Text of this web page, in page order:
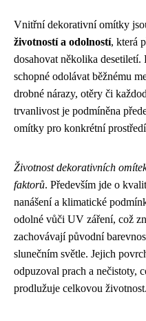
Vnitřní dekorativní omítky
životností a odolností, která
dosahovat několika
schopné odolávat běžnému
drobné nárazy, otěry či
trvanlivost je podmíněna
omítky pro konkrétní
Životnost dekorativních
faktorů. Především jde o
nanášení a klimatické
odolné vůči UV záření, což
zachovávají původní
slunečním světle. Jejich
odpuzoval prach a nečistoty,
prodlužuje celkovou životnost.